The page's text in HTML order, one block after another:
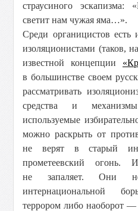
страусиного
светит нам чужая яма…».
Среди органицистов есть
изоляционистами (таков,
известной концепции
в большинстве своем
рассматривать
средства и
используемые
можно раскрыть от
не верят в старый
прометеевский огонь.
не запаляет. Они
интернациональной
террором либо наоборот